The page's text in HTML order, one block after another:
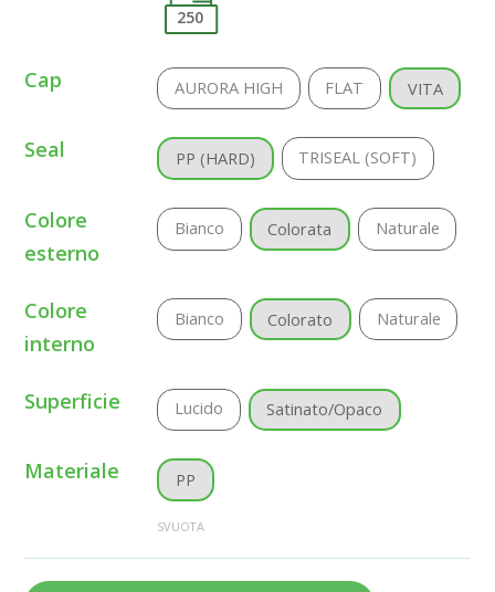
250
Cap AURORA HIGH FLAT VITA
Seal PP (HARD) TRISEAL (SOFT)
Colore
esterno
Bianco Colorata Naturale
Colore
interno
Bianco Colorato Naturale
Superficie Lucido Satinato/Opaco
Materiale PP
SVUOTA